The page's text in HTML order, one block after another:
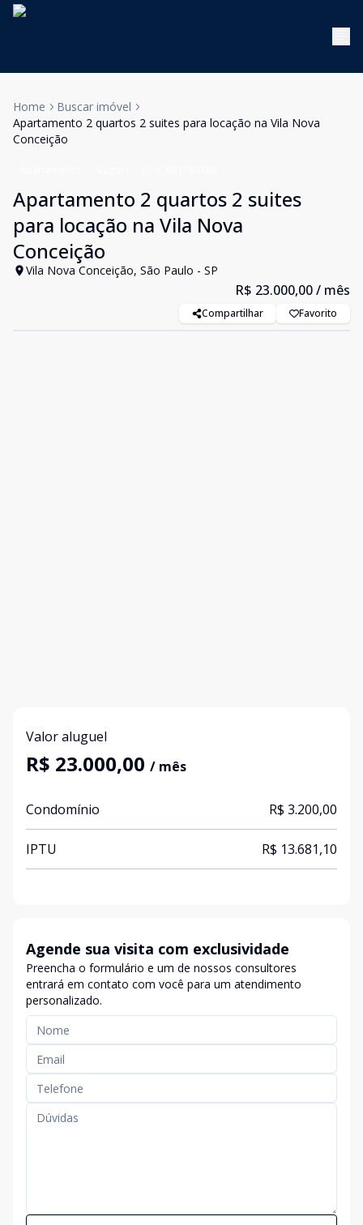
Home
Buscar imóvel
Apartamento 2 quartos 2 suites para locação na Vila Nova
Conceição
Apartamento 2 quartos 2 suites
para locação na Vila Nova
Conceição
Vila Nova Conceição, São Paulo - SP
R$ 23.000,00/ mês
Compartilhar Favorito
Valor aluguel
R$ 23.000,00 / mês
Condomínio R$ 3.200,00
IPTU R$ 13.681,10
Agende sua visita com exclusividade
Preencha o formulário e um de nossos consultores
entrará em contato com você para um atendimento
personalizado.